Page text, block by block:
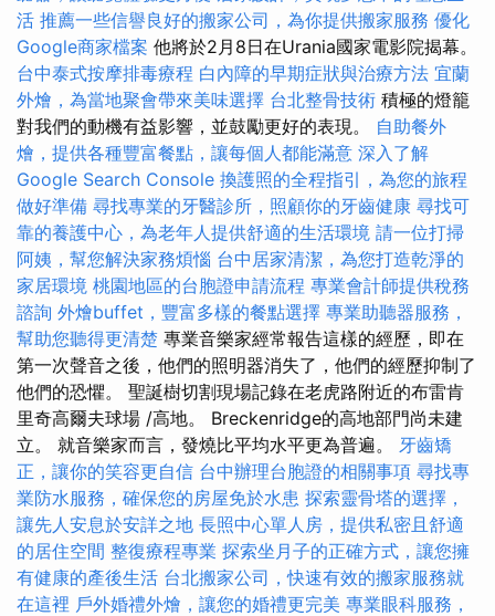
活 推薦一些信譽良好的搬家公司，為你提供搬家服務 優化
Google商家檔案 他將於2月8日在Urania國家電影院揭幕。
台中泰式按摩排毒療程 白內障的早期症狀與治療方法 宜蘭
外燴，為當地聚會帶來美味選擇 台北整骨技術 積極的燈籠
對我們的動機有益影響，並鼓勵更好的表現。 自助餐外
燴，提供各種豐富餐點，讓每個人都能滿意 深入了解
Google Search Console 換護照的全程指引，為您的旅程
做好準備 尋找專業的牙醫診所，照顧你的牙齒健康 尋找可
靠的養護中心，為老年人提供舒適的生活環境 請一位打掃
阿姨，幫您解決家務煩惱 台中居家清潔，為您打造乾淨的
家居環境 桃園地區的台胞證申請流程 專業會計師提供稅務
諮詢 外燴buffet，豐富多樣的餐點選擇 專業助聽器服務，
幫助您聽得更清楚 專業音樂家經常報告這樣的經歷，即在
第一次聲音之後，他們的照明器消失了，他們的經歷抑制了
他們的恐懼。 聖誕樹切割現場記錄在老虎路附近的布雷肯
里奇高爾夫球場 /高地。 Breckenridge的高地部門尚未建
立。 就音樂家而言，發燒比平均水平更為普遍。 牙齒矯
正，讓你的笑容更自信 台中辦理台胞證的相關事項 尋找專
業防水服務，確保您的房屋免於水患 探索靈骨塔的選擇，
讓先人安息於安詳之地 長照中心單人房，提供私密且舒適
的居住空間 整復療程專業 探索坐月子的正確方式，讓您擁
有健康的產後生活 台北搬家公司，快速有效的搬家服務就
在這裡 戶外婚禮外燴，讓您的婚禮更完美 專業眼科服務，